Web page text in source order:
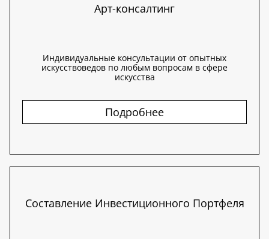
Арт-консалтинг
Индивидуальные консультации от опытных
искусствоведов по любым вопросам в сфере
искусства
Подробнее
Составление Инвестиционного Портфеля